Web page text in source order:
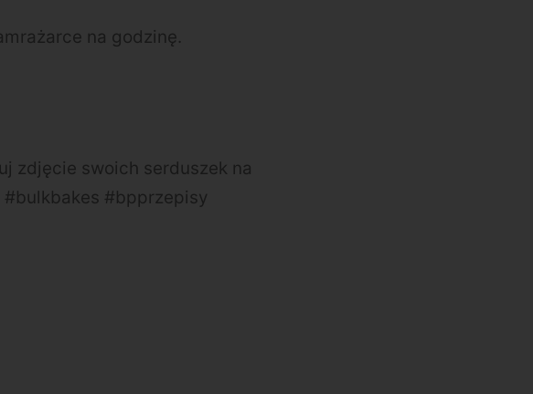
na godzinę.
zdjęcie swoich serduszek na
#bpprzepisy